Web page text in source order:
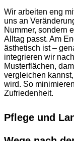
Wir arbeiten eng
uns an
Nummer, sondern
Alltag passt. Am
ästhetisch ist –
integrieren wir
Musterflächen,
vergleichen
wird. So
Zufriedenheit.
Pflege und